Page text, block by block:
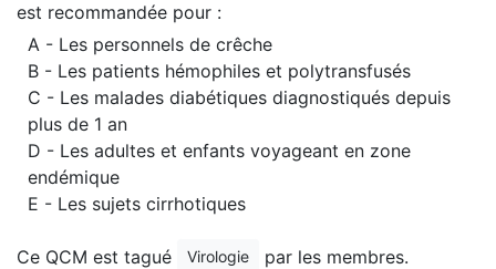
est recommandée pour :
A - Les personnels de crêche
B - Les patients hémophiles et polytransfusés
C - Les malades diabétiques diagnostiqués depuis
plus de 1 an
D - Les adultes et enfants voyageant en zone
endémique
E - Les sujets cirrhotiques
Ce QCM est tagué Virologie par les membres.